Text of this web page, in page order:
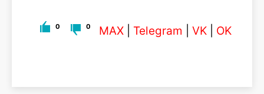
0 0 MAX Telegram VK OK